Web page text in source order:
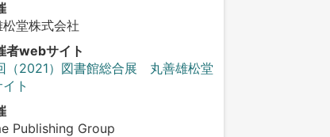
松堂株式会社
者webサイト
（2021）図書館総合展 丸善雄松堂
ト
Publishing Group